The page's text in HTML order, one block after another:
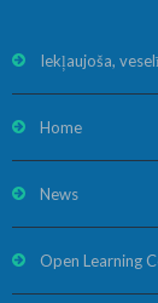
Iekļaujoša,
Home
News
Open Learning